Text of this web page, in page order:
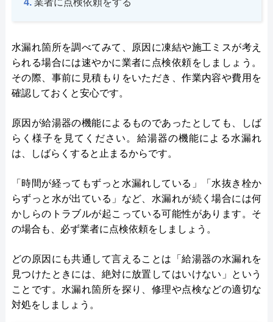
業者に点検依頼をする
水漏れ箇所を調べてみて、原因に凍結や施工ミスが考え
られる場合には速やかに業者に点検依頼をしましょう。
その際、事前に見積もりをいただき、作業内容や費用を
確認しておくと安心です。
原因が給湯器の機能によるものであったとしても、しば
らく様子を見てください。給湯器の機能による水漏れ
は、しばらくすると止まるからです。
「時間が経ってもずっと水漏れしている」「水抜き栓か
らずっと水が出ている」など、水漏れが続く場合には何
かしらのトラブルが起こっている可能性があります。そ
の場合も、必ず業者に点検依頼をしましょう。
どの原因にも共通して言えることは「給湯器の水漏れを
見つけたときには、絶対に放置してはいけない」という
ことです。水漏れ箇所を探り、修理や点検などの適切な
対処をしましょう。